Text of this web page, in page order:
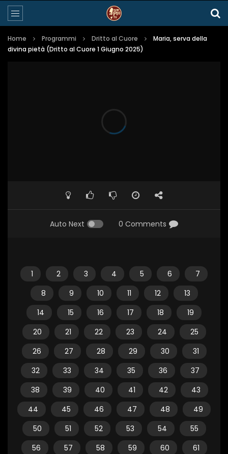
Home Programmi Dritto al Cuore
Maria, serva della
divina pietà (Dritto al Cuore 1 Giugno 2025)
Auto Next 0 Comments
1 2 3 4 5 6
7
8
9 10 11 12
13
14
15 16 17 18
19
20
21 22 23 24
25
26
27 28 29 30
31
32
33 34 35 36
37
38
39 40 41 42
43
44
45 46 47 48
49
50
51 52 53 54
55
56
57 58 59 60
61